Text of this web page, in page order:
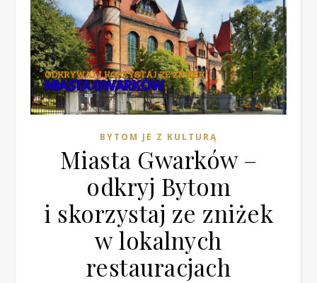
BYTOM JE Z KULTURĄ
Miasta Gwarków –
odkryj Bytom
i skorzystaj ze zniżek
w lokalnych
restauracjach